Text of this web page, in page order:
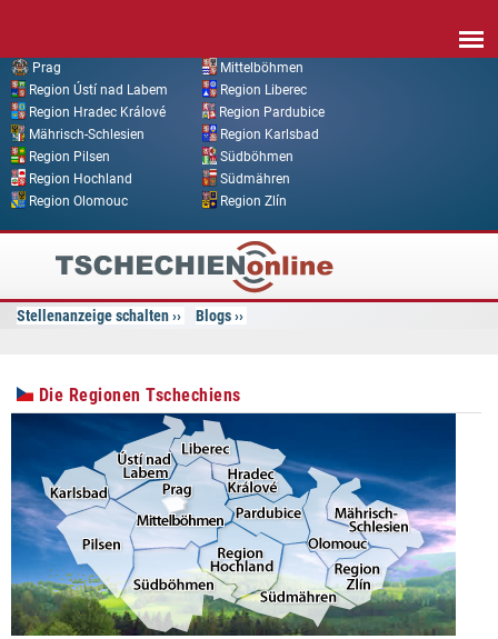
Prag
Mittelböhmen
Region Ústí nad Labem
Region Liberec
Region Hradec Králové
Region Pardubice
Mährisch-Schlesien
Region Karlsbad
Region Pilsen
Südböhmen
Region Hochland
Südmähren
Region Olomouc
Region Zlín
Tschechien
Online
Stellenanzeige schalten Blogs
Die Regionen Tschechiens